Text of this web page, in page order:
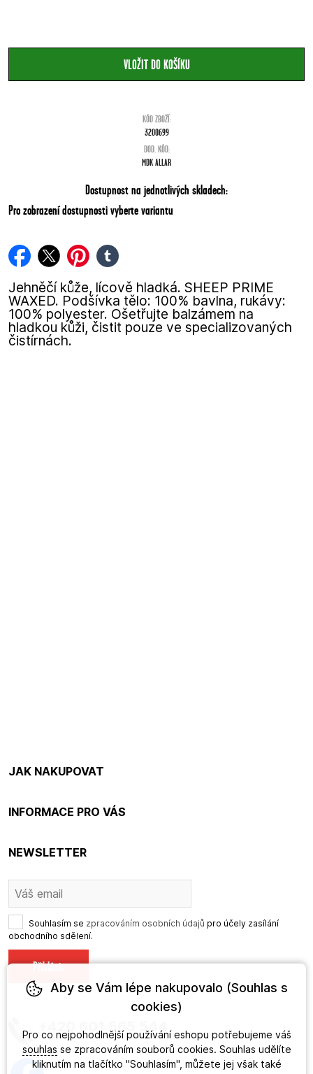
KÓD ZBOŽÍ:
3200699
DOD. KÓD:
MDK ALLAR
Dostupnost na jednotlivých skladech:
Pro zobrazení dostupnosti vyberte variantu
facebook
twitterpinterest
tumblr
Jehněčí kůže, lícově hladká. SHEEP PRIME
WAXED. Podšívka tělo: 100% bavlna, rukávy:
100% polyester. Ošetřujte balzámem na
hladkou kůži, čistit pouze ve specializovaných
čistírnách.
JAK NAKUPOVAT
INFORMACE PRO VÁS
NEWSLETTER
Souhlasím se zpracováním osobních údajů pro účely zasílání
obchodního sdělení.
+420 601 565 544
Aby se Vám lépe nakupovalo (Souhlas s
cookies)
Pro co nejpohodlnější používání eshopu potřebujeme váš
souhlas se zpracováním souborů cookies. Souhlas udělíte
kliknutím na tlačítko "Souhlasím", můžete jej však také